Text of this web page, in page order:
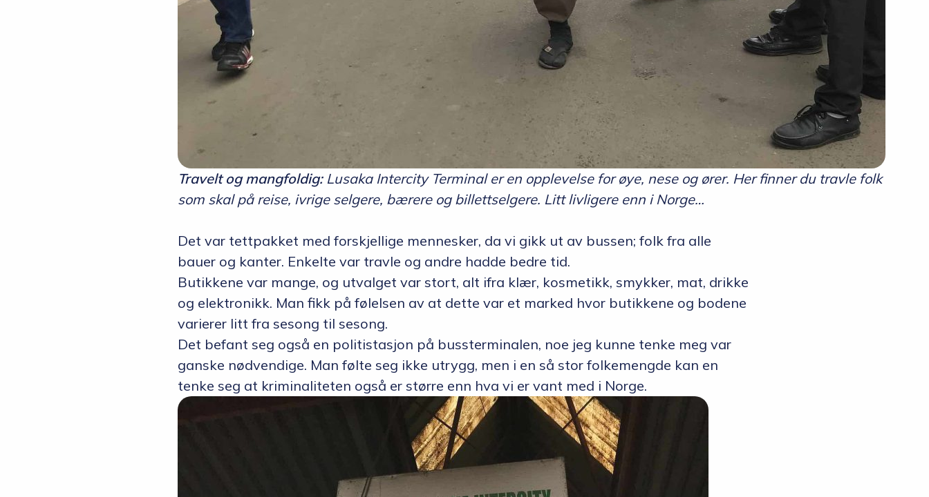
Travelt og mangfoldig:Lusaka Intercity Terminal er en opplevelse for øye, nese og ører. Her finner du travle folk
som skal på reise, ivrige selgere, bærere og billettselgere. Litt livligere enn i Norge…
Det var tettpakket med forskjellige mennesker, da vi gikk ut av bussen; folk fra alle
bauer og kanter. Enkelte var travle og andre hadde bedre tid.
Butikkene var mange, og utvalget var stort, alt ifra klær, kosmetikk, smykker, mat, drikke
og elektronikk. Man fikk på følelsen av at dette var et marked hvor butikkene og bodene
varierer litt fra sesong til sesong.
Det befant seg også en politistasjon på bussterminalen, noe jeg kunne tenke meg var
ganske nødvendige. Man følte seg ikke utrygg, men i en så stor folkemengde kan en
tenke seg at kriminaliteten også er større enn hva vi er vant med i Norge.